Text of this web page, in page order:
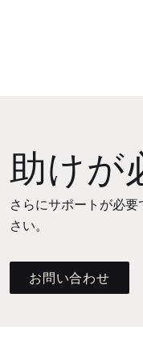
助けが
さらにサポートが必
さい。
お問い合わせ